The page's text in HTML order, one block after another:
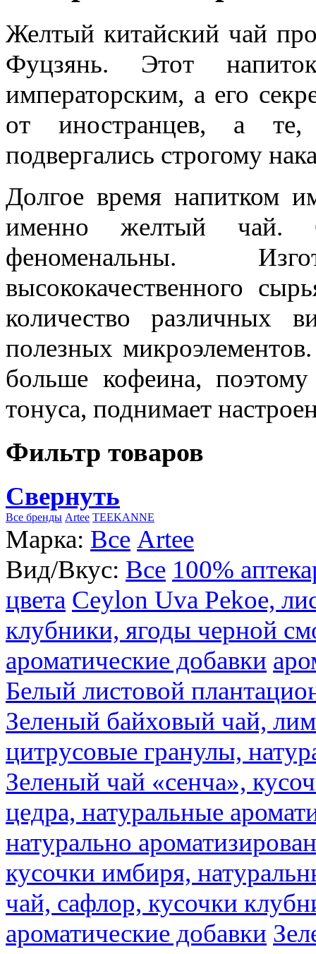
Желтый китайский чай
Фуцзянь. Этот
императорским, а его
от иностранцев, а
подвергались строгому
Долгое время напитком
именно желтый чай.
феноменальны.
высококачественного
количество различных
полезных
больше кофеина,
тонуса, поднимает
Фильтр товаров
Свернуть
Все бренды Artee TEEKANNE
Марка: Все Artee
Вид/Вкус: Все 100%
цвета Ceylon Uva Pekoe,
клубники, ягоды черной
ароматические добавки
Белый листовой
Зеленый байховый чай,
цитрусовые гранулы,
Зеленый чай «сенча»,
цедра, натуральные
натурально
кусочки имбиря,
чай, сафлор, кусочки
ароматические добавки